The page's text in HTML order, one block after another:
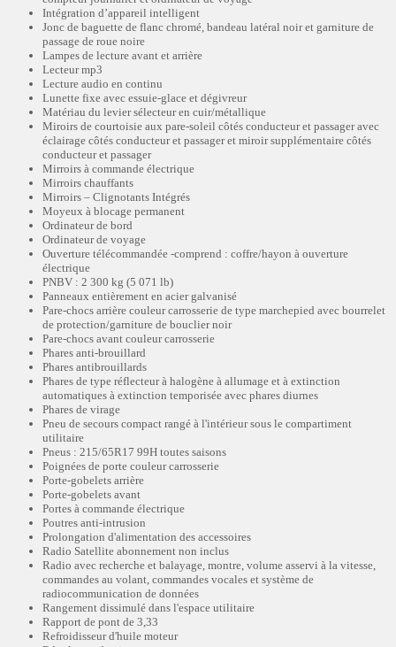
Intégration d’appareil intelligent
Jonc de baguette de flanc chromé, bandeau latéral noir et garniture de
passage de roue noire
Lampes de lecture avant et arrière
Lecteur mp3
Lecture audio en continu
Lunette fixe avec essuie-glace et dégivreur
Matériau du levier sélecteur en cuir/métallique
Miroirs de courtoisie aux pare-soleil côtés conducteur et passager avec
éclairage côtés conducteur et passager et miroir supplémentaire côtés
conducteur et passager
Mirroirs à commande électrique
Mirroirs chauffants
Mirroirs – Clignotants Intégrés
Moyeux à blocage permanent
Ordinateur de bord
Ordinateur de voyage
Ouverture télécommandée -comprend : coffre/hayon à ouverture
électrique
PNBV : 2 300 kg (5 071 lb)
Panneaux entièrement en acier galvanisé
Pare-chocs arrière couleur carrosserie de type marchepied avec bourrelet
de protection/garniture de bouclier noir
Pare-chocs avant couleur carrosserie
Phares anti-brouillard
Phares antibrouillards
Phares de type réflecteur à halogène à allumage et à extinction
automatiques à extinction temporisée avec phares diurnes
Phares de virage
Pneu de secours compact rangé à l'intérieur sous le compartiment
utilitaire
Pneus : 215/65R17 99H toutes saisons
Poignées de porte couleur carrosserie
Porte-gobelets arrière
Porte-gobelets avant
Portes à commande électrique
Poutres anti-intrusion
Prolongation d'alimentation des accessoires
Radio Satellite abonnement non inclus
Radio avec recherche et balayage, montre, volume asservi à la vitesse,
commandes au volant, commandes vocales et système de
radiocommunication de données
Rangement dissimulé dans l'espace utilitaire
Rapport de pont de 3,33
Refroidisseur d'huile moteur